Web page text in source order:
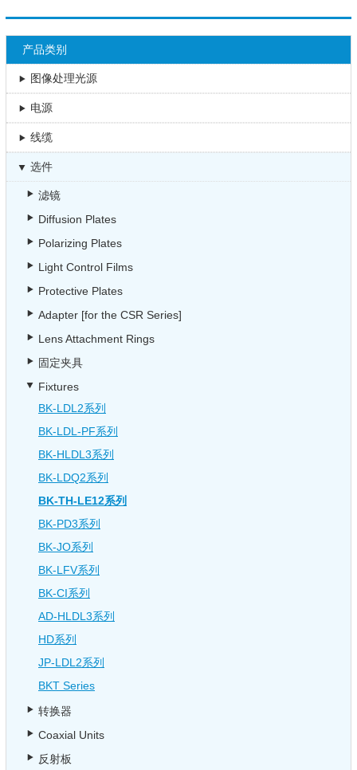
产品类别
图像处理光源
电源
线缆
选件
滤镜
Diffusion Plates
Polarizing Plates
Light Control Films
Protective Plates
Adapter [for the CSR Series]
Lens Attachment Rings
固定夹具
Fixtures
BK-LDL2系列
BK-LDL-PF系列
BK-HLDL3系列
BK-LDQ2系列
BK-TH-LE12系列
BK-PD3系列
BK-JO系列
BK-LFV系列
BK-CI系列
AD-HLDL3系列
HD系列
JP-LDL2系列
BKT Series
转换器
Coaxial Units
反射板